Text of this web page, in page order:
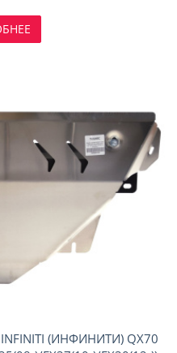
(ИНФИНИТИ) QX70